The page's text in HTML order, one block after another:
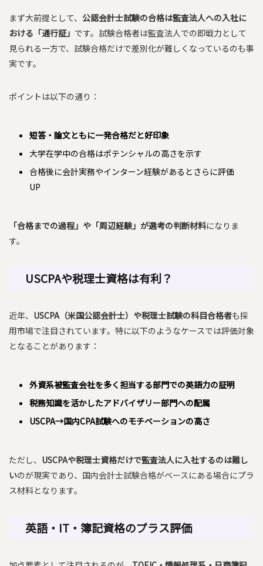
まず大前提として、 公認会計士試験の合格は監査法人への入社に
おける「通行証」 です。試験合格者は監査法人での即戦力として
見られる一方で、試験合格だけで差別化が難しくなっているのも事
実です。
ポイントは以下の通り：
短答・論文ともに一発合格だと好印象
大学在学中の合格はポテンシャルの高さを示す
合格後に会計実務やインターン経験があるとさらに評価
UP
「合格までの過程」や「周辺経験」が選考の判断材料になりま
す。
USCPAや税理士資格は有利？
近年、 USCPA（米国公認会計士）や税理士試験の科目合格者も採
用市場で注目されています。特に以下のようなケースでは評価対象
となることがあります：
外資系被監査会社を多く担当する部門での英語力の証明
税務知識を活かしたアドバイザリー部門への配属
USCPA→国内CPA試験へのモチベーションの高さ
ただし、 USCPAや税理士資格だけで監査法人に入社するのは難し
いのが現実であり、国内会計士試験合格がベースにある場合にプラ
ス材料となります。
英語・IT・簿記資格のプラス評価